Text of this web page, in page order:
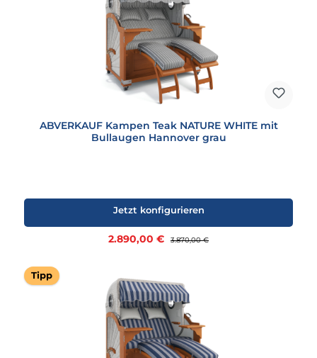
ABVERKAUF Kampen Teak NATURE WHITE mit
Bullaugen Hannover grau
Verkaufspreis:
2.890,00 € Regulärer Preis:
3.870,00 €
Jetzt konfigurieren
Tipp